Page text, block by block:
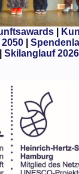
|
Skilanglauf 2026|